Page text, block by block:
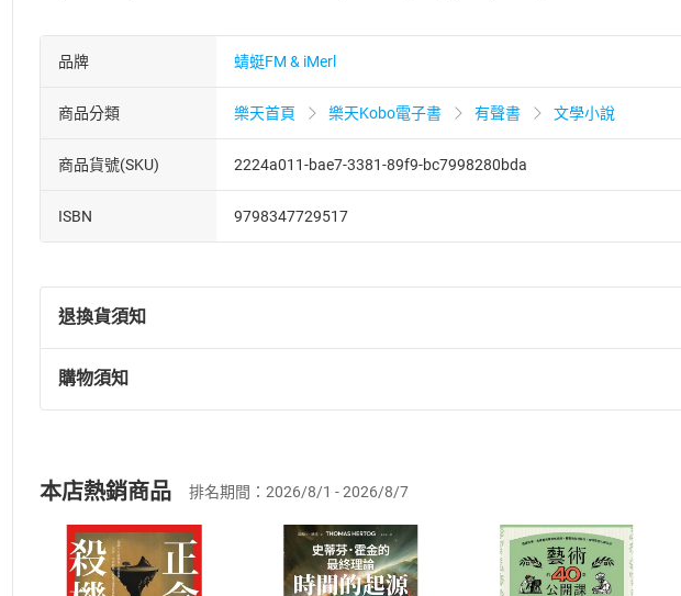
品牌 蜻蜓FM & iMerl
商品分類 樂天首頁 樂天Kobo電子書 有聲書 文學小說
商品貨號(SKU) 2224a011-bae7-3381-89f9-bc7998280bda
ISBN 9798347729517
退換貨須知
退換貨規定：
(一)依消費者保護法第19條第1項後段暨通訊交易解除權合理例外情事適用
(二)消費者訂購本店鋪之商品即代表知悉本店鋪所銷售之商品為電子書，
且已下載/存取電子書，不得請求退貨退款。
退貨方式：您欲取消訂單或辦理退貨時，請登入樂天市場，並於「我的訂單
貨」，本店鋪將依您的申請進行審核，待審核通過後將為您辦理退款事宜。
購物須知
挑選商品
Choose
放入購物車
Shopping cart
登入帳號
Login
本店熱銷商品 排名期間：2026/8/1 - 2026/8/7